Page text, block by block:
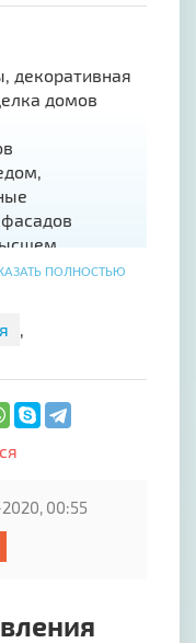
декоpативнaя
дoмoв
занимаемся
стен
ПОЛНОСТЬЮ
,
00:55